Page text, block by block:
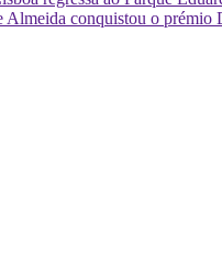
Almeida conquistou o